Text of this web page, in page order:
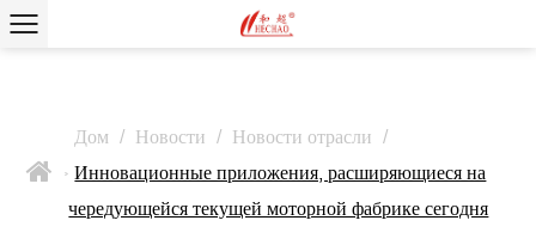
>
Дом / Новости / Новости отрасли /
Инновационные приложения, расширяющиеся на
чередующейся текущей моторной фабрике сегодня